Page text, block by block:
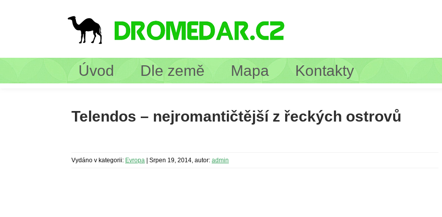
Úvod Dle země Mapa Kontakty
Telendos – nejromantičtější z řeckých ostrovů
Vydáno v kategorii: Evropa Srpen 19, 2014, autor: admin